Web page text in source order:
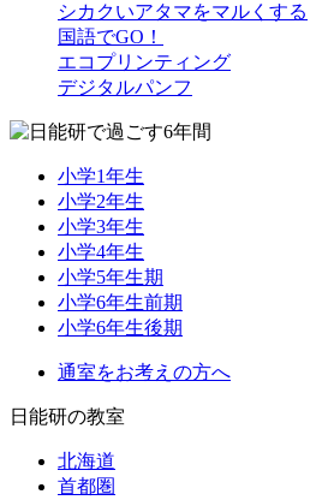
シカクいアタマをマルくする
国語でGO！
エコプリンティング
デジタルパンフ
小学1年生
小学2年生
小学3年生
小学4年生
小学5年生期
小学6年生前期
小学6年生後期
通室をお考えの方へ
日能研の教室
北海道
首都圏